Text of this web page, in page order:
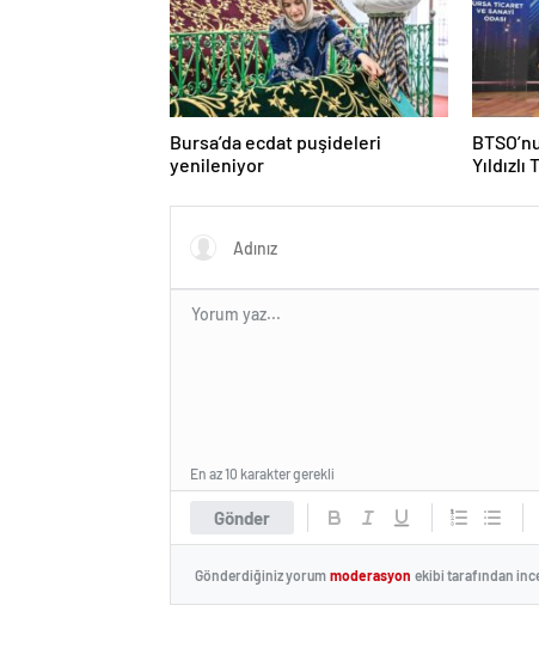
Bursa’da ecdat puşideleri
yenileniyor
Yıldızlı
Gönder
En az 10 karakter gerekli
Gönderdiğiniz yorum moderasyon ekibi tarafından